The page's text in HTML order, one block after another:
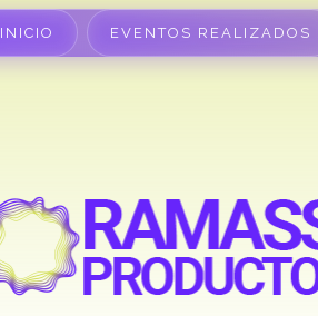
INICIO EVENTOS REALIZADOS